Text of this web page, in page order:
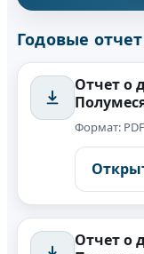
Годовые
Отчет о
Формат: PDF
Отчет о